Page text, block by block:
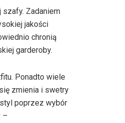
szafy. Zadaniem
jakości
chronią
garderoby.
Ponadto wiele
zmienia i swetry
poprzez wybór
–